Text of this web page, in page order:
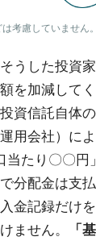
考慮していません。
うした投資
を加減して
資信託自体
用会社）に
たり〇〇円
分配金は支
金記録だけ
ません。
「